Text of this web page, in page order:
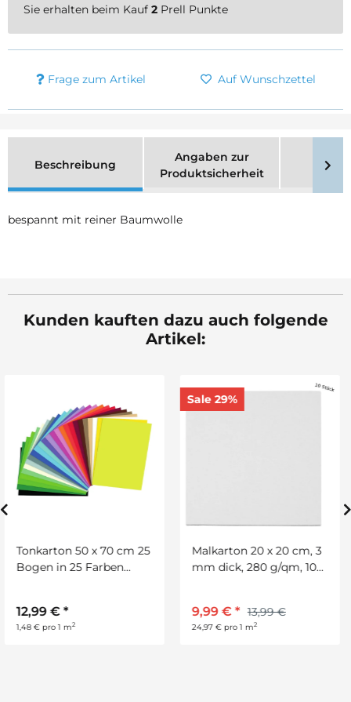
Sie erhalten beim Kauf 2 Prell Punkte
Frage zum Artikel Auf Wunschzettel
Beschreibung
Angaben zur
Produktsicherheit
bespannt mit reiner Baumwolle
Kunden kauften dazu auch folgende
Artikel:
Malkarton 20 x 20 cm, 3
mm dick, 280 g/qm, 10
9,99 €
24,97 € pro 1 m
Keilrahmen, 20 x 20
57,50 € pro 1 m2